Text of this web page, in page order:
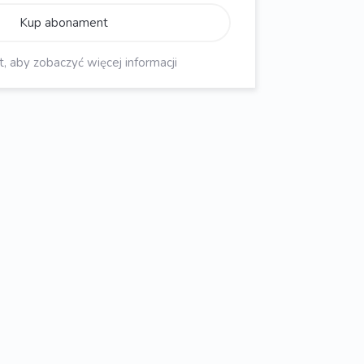
Kup abonament
aby zobaczyć więcej informacji